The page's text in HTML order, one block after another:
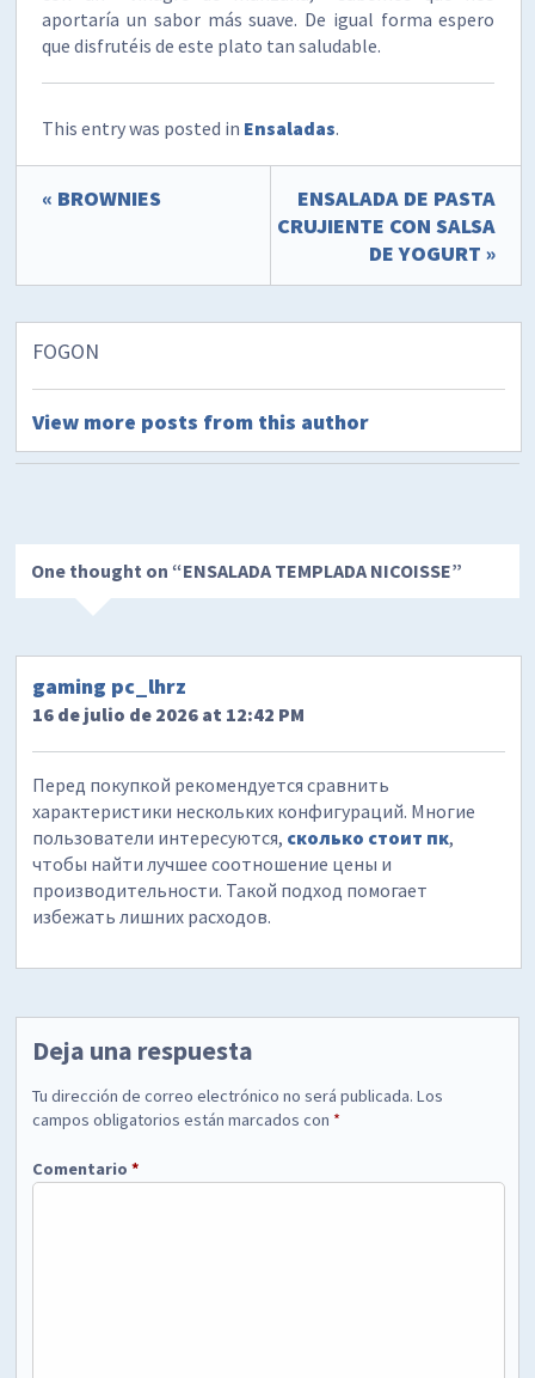
aportaría un sabor más suave. De igual forma espero
que disfrutéis de este plato tan saludable.
This entry was posted in Ensaladas.
« BROWNIES
ENSALADA DE PASTA
CRUJIENTE CON SALSA
DE YOGURT »
FOGON
View more posts from this author
One thought on “ENSALADA TEMPLADA NICOISSE”
gaming pc_lhrz
16 de julio de 2026 at 12:42 PM
Перед покупкой рекомендуется сравнить
характеристики нескольких конфигураций. Многие
пользователи интересуются, сколько стоит пк,
чтобы найти лучшее соотношение цены и
производительности. Такой подход помогает
избежать лишних расходов.
Deja una respuesta
Tu dirección de correo electrónico no será publicada. Los
campos obligatorios están marcados con *
Comentario*